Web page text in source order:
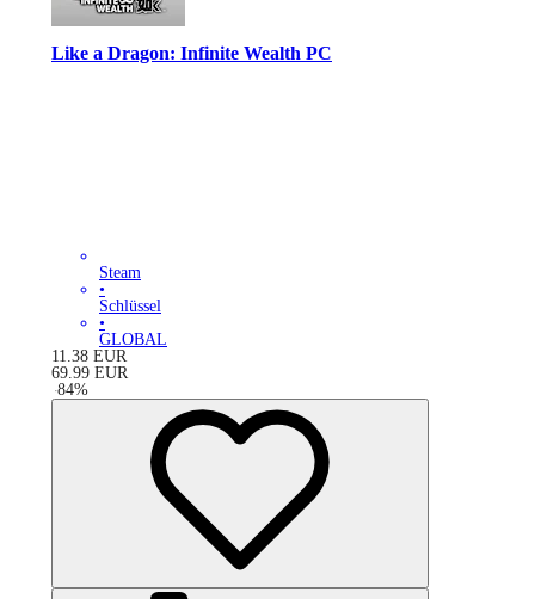
Like a Dragon: Infinite Wealth PC
Steam
•
Schlüssel
•
GLOBAL
11.38 EUR
69.99 EUR
-84%